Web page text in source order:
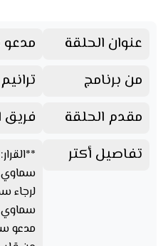
عنوان الحلقة
من برنامج
مقدم الحلقة
فريق
تفاصيل أكتر
لرجاء
سماوي
مدعو